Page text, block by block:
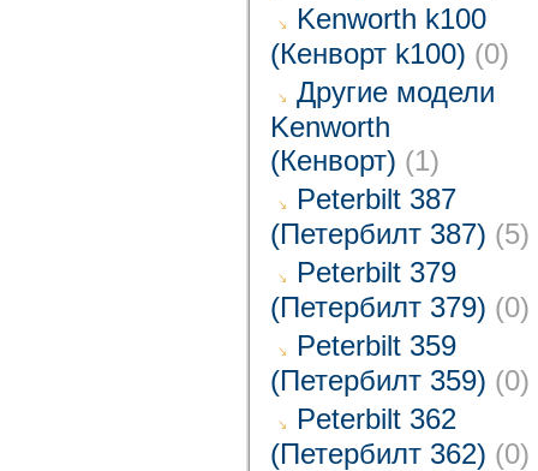
Kenworth k100
(Кенворт k100) (0)
Другие модели
Kenworth
(Кенворт) (1)
Peterbilt 387
(Петербилт 387) (5)
Peterbilt 379
(Петербилт 379) (0)
Peterbilt 359
(Петербилт 359) (0)
Peterbilt 362
(Петербилт 362) (0)